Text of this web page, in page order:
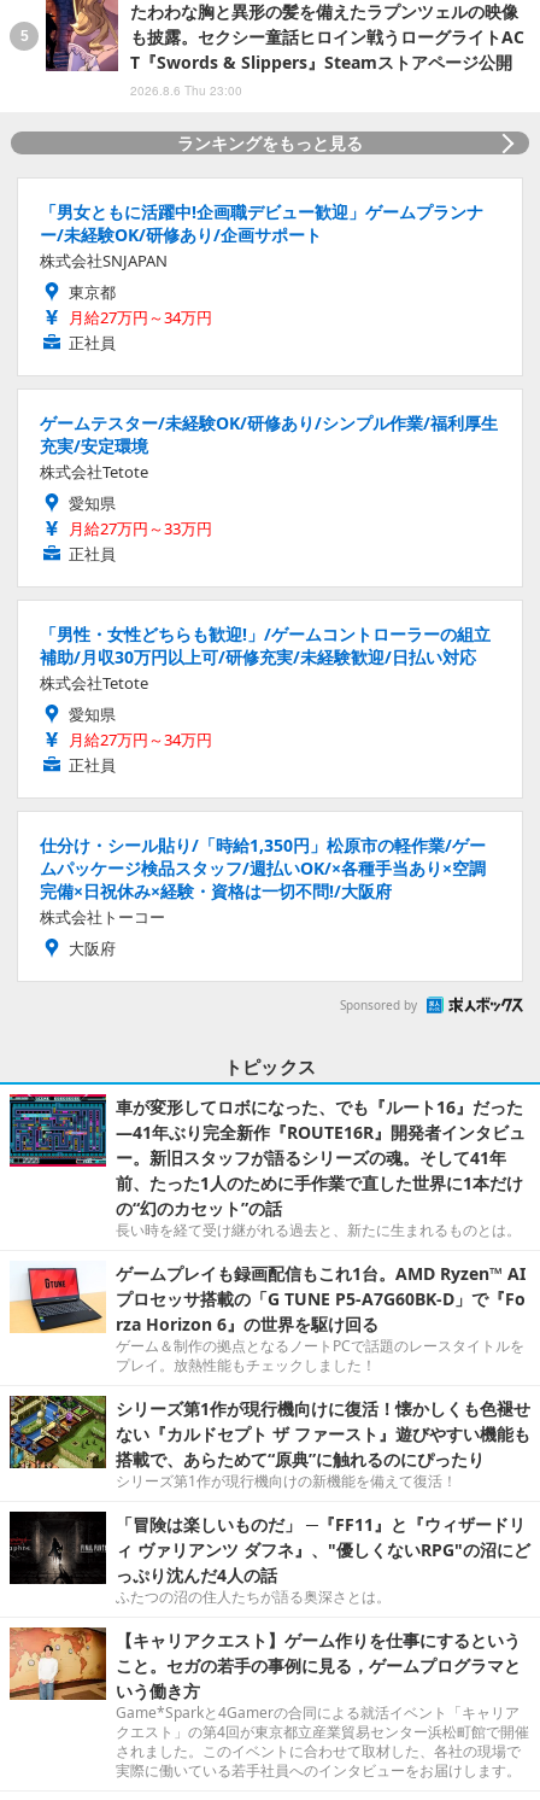
たわわな胸と異形の髪を備えたラプンツェルの映像
も披露。セクシー童話ヒロイン戦うローグライトAC
T『Swords & Slippers』Steamストアページ公開
2026.8.6 Thu 23:00
ランキングをもっと見る
「男女ともに活躍中!企画職デビュー歓迎」ゲームプランナ
ー/未経験OK/研修あり/企画サポート
株式会社SNJAPAN
東京都
月給27万円～34万円
正社員
ゲームテスター/未経験OK/研修あり/シンプル作業/福利厚生
充実/安定環境
株式会社Tetote
愛知県
月給27万円～33万円
正社員
「男性・女性どちらも歓迎!」/ゲームコントローラーの組立
補助/月収30万円以上可/研修充実/未経験歓迎/日払い対応
株式会社Tetote
愛知県
月給27万円～34万円
正社員
仕分け・シール貼り/「時給1,350円」松原市の軽作業/ゲー
ムパッケージ検品スタッフ/週払いOK/×各種手当あり×空調
完備×日祝休み×経験・資格は一切不問!/大阪府
株式会社トーコー
大阪府
Sponsored by
トピックス
車が変形してロボになった、でも『ルート16』だった
―41年ぶり完全新作『ROUTE16R』開発者インタビュ
ー。新旧スタッフが語るシリーズの魂。そして41年
前、たった1人のために手作業で直した世界に1本だけ
の“幻のカセット”の話
長い時を経て受け継がれる過去と、新たに生まれるものとは。
ゲームプレイも録画配信もこれ1台。AMD Ryzen™ AI
プロセッサ搭載の「G TUNE P5-A7G60BK-D」で『Fo
rza Horizon 6』の世界を駆け回る
ゲーム＆制作の拠点となるノートPCで話題のレースタイトルを
プレイ。放熱性能もチェックしました！
シリーズ第1作が現行機向けに復活！懐かしくも色褪せ
ない『カルドセプト ザ ファースト』遊びやすい機能も
搭載で、あらためて“原典”に触れるのにぴったり
シリーズ第1作が現行機向けの新機能を備えて復活！
「冒険は楽しいものだ」 ─『FF11』と『ウィザードリ
ィ ヴァリアンツ ダフネ』、"優しくないRPG"の沼にど
っぷり沈んだ4人の話
ふたつの沼の住人たちが語る奥深さとは。
【キャリアクエスト】ゲーム作りを仕事にするという
こと。セガの若手の事例に見る，ゲームプログラマと
いう働き方
Game*Sparkと4Gamerの合同による就活イベント「キャリア
クエスト」の第4回が東京都立産業貿易センター浜松町館で開催
されました。このイベントに合わせて取材した、各社の現場で
実際に働いている若手社員へのインタビューをお届けします。